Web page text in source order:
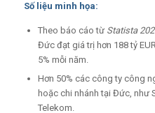
Số liệu minh họa:
Theo báo cáo từ Statista
Đức đạt giá trị hơn 188 tỷ
5% mỗi năm.
Hơn 50% các công ty công
hoặc chi nhánh tại Đức, như
Telekom.